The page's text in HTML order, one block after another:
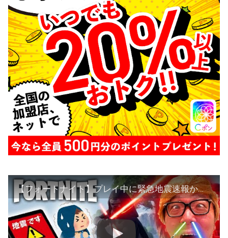
【フォートナイト】プレイ中に緊急地震速報からのライトセーバーキル炸裂!!!【ヒカキンゲームズ】